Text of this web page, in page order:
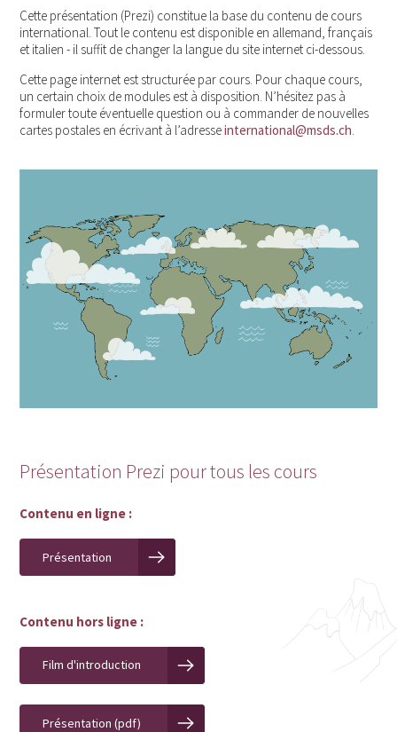
Cette présentation (Prezi) constitue la base du contenu de cours
international. Tout le contenu est disponible en allemand, français
et italien - il suffit de changer la langue du site internet ci-dessous.
Cette page internet est structurée par cours. Pour chaque cours,
un certain choix de modules est à disposition. N’hésitez pas à
formuler toute éventuelle question ou à commander de nouvelles
cartes postales en écrivant à l’adresseinternational@msds.ch
Présentation Prezi pour tous les cours
Contenu en ligne :
Présentation
Contenu hors ligne :
Film d'introduction
Présentation (pdf)